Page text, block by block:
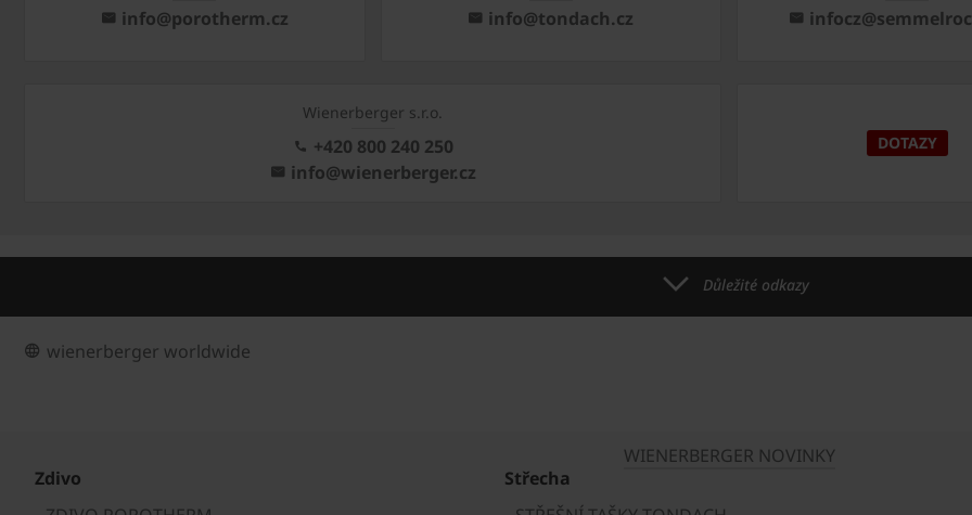
info@porotherm.cz info@tondach.cz
Wienerberger s.r.o.
+420 800 240 250
info@wienerberger.cz
DOTAZY
Důležité odkazy
wienerberger worldwide
WIENERBERGER NOVINKY
Zdivo
Střecha